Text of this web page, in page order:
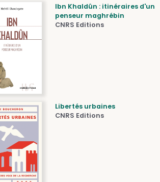
Ibn Khaldûn : itinéraires d'un
penseur maghrébin
CNRS Editions
Libertés urbaines
CNRS Editions